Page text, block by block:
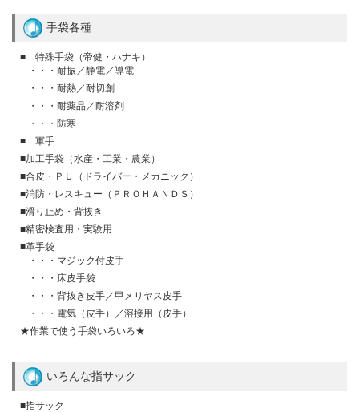
手袋各種
■ 特殊手袋（帝健・ハナキ）
・・・耐振／静電／導電
・・・耐熱／耐切創
・・・耐薬品／耐溶剤
・・・防寒
■ 軍手
■加工手袋（水産・工業・農業）
■合皮・ＰＵ（ドライバー・メカニック）
■消防・レスキュー（ＰＲＯＨＡＮＤＳ）
■滑り止め・背抜き
■精密検査用・実験用
■革手袋
・・・マジック付皮手
・・・床皮手袋
・・・背抜き皮手／甲メリヤス皮手
・・・電気（皮手）／溶接用（皮手）
★作業で使う手袋いろいろ★
いろんな指サック
■指サック